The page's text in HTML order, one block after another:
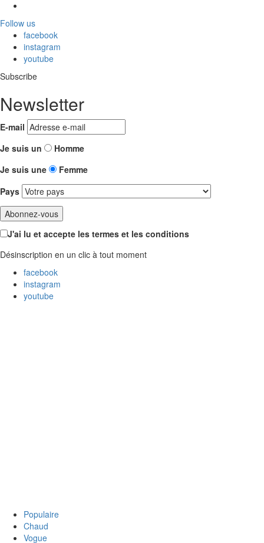
Follow us
facebook
instagram
youtube
Subscribe
Newsletter
E-mail
Je suis un
Homme
Je suis une
Femme
Pays
J'ai lu et accepte les termes et les conditions
Désinscription en un clic à tout moment
facebook
instagram
youtube
Populaire
Chaud
Vogue